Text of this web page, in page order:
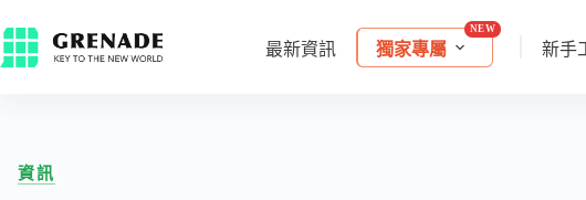
最新資訊 獨家專屬 新手
資訊